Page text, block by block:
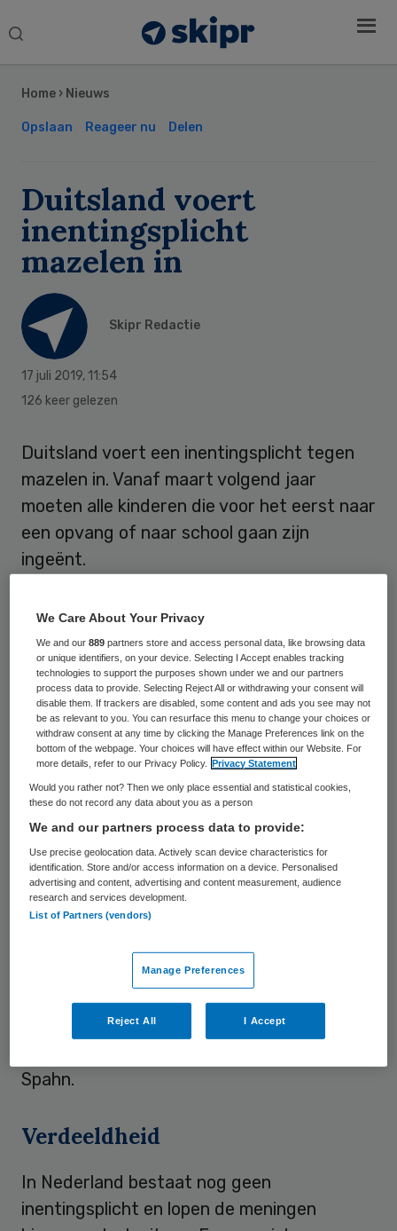
Search
Home › Nieuws
Opslaan Reageer nu Delen
Duitsland voert
inentingsplicht
mazelen in
Skipr Redactie
17 juli 2019, 11:54
126 keer gelezen
Duitsland voert een inentingsplicht tegen
mazelen in. Vanaf maart volgend jaar
moeten alle kinderen die voor het eerst naar
een opvang of naar school gaan zijn
ingeënt.
en overblijfmoeders moeten zich laten
vaccineren. Kinderen die al op school of in
de kinderopvang zitten, krijgen tot 31 juli
2021 de tijd om een beschermende prik te
halen. De plicht geldt ook voor medici in
gemeenschappelijke voorzieningen en in
vluchtelingenopvang.
Boete
Op overtredingen komen boetes te staan
tot 2500 euro. Scholen en
geen bescherming hebben weigeren. “We
willen zo mogelijk alle kinderen tegen een
mazeleninfectie beschermen’, verklaarde de
Spahn.
Verdeeldheid
In Nederland bestaat nog geen
inentingsplicht en lopen de meningen
Sidebar
We Care About Your Privacy
We and our889 partners store and access personal data, like browsing data
or unique identifiers, on your device. Selecting I Accept enables tracking
technologies to support the purposes shown under we and our partners
process data to provide. Selecting Reject All or withdrawing your consent will
disable them. If trackers are disabled, some content and ads you see may not
be as relevant to you. You can resurface this menu to change your choices or
withdraw consent at any time by clicking the Manage Preferences link on the
bottom of the webpage. Your choices will have effect within our Website. For
more details, refer to our Privacy Policy.
Privacy Statement
Would you rather not? Then we only place essential and statistical cookies,
these do not record any data about you as a person
We and our partners process data to provide:
Use precise geolocation data. Actively scan device characteristics for
identification. Store and/or access information on a device. Personalised
advertising and content, advertising and content measurement, audience
research and services development.
List of Partners (vendors)
Manage Preferences
Reject All I Accept